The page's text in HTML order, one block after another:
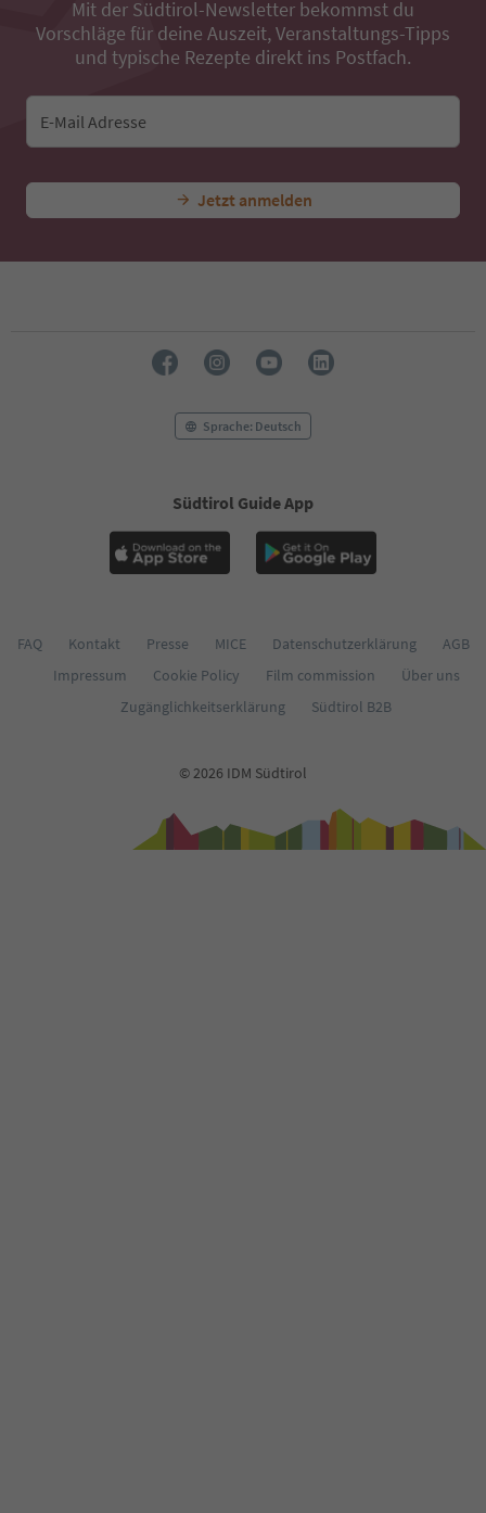
Mit der Südtirol-Newsletter bekommst du
Vorschläge für deine Auszeit, Veranstaltungs-Tipps
und typische Rezepte direkt ins Postfach.
E-Mail Adresse
Jetzt anmelden
Sprache: Deutsch
Südtirol Guide App
FAQ Kontakt Presse MICE Datenschutzerklärung
AGB
Impressum
Cookie Policy Film commission
Über uns
Zugänglichkeitserklärung
Südtirol B2B
© 2026 IDM Südtirol